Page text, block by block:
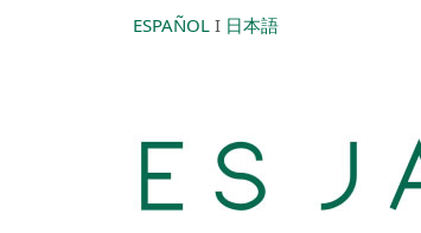
ESPAÑOL I 日本語